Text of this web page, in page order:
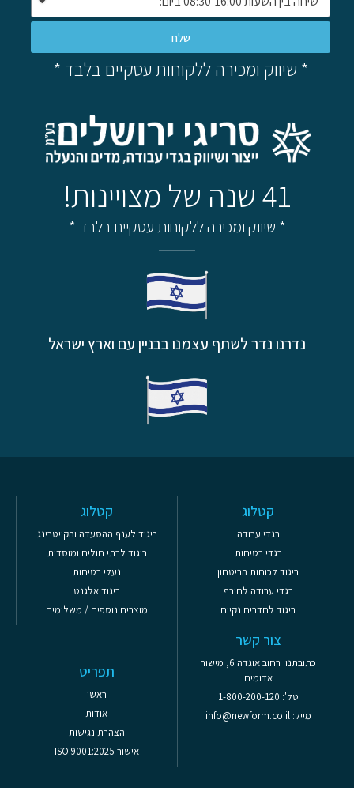
שלח
* שיווק ומכירה ללקוחות עסקיים בלבד *
41 שנה של מצויינות!
* שיווק ומכירה ללקוחות עסקיים בלבד *
נדרנו נדר לשתף עצמנו בבניין עם וארץ ישראל
קטלוג
בגדי עבודה
בגדי בטיחות
ביגוד לכוחות הביטחון
בגדי עבודה לחורף
ביגוד לחדרים נקיים
קטלוג
ביגוד לענף ההסעדה והקייטרינג
ביגוד לבתי חולים ומוסדות
נעלי בטיחות
ביגוד אלגנט
מוצרים נוספים / משלימים
צור קשר
כתובתנו: רחוב אוגדה 6, מישור
אדומים
טל': 1-800-200-120
מייל: info@newform.co.il
תפריט
ראשי
אודות
הצהרת נגישות
אישור ISO 9001:2025